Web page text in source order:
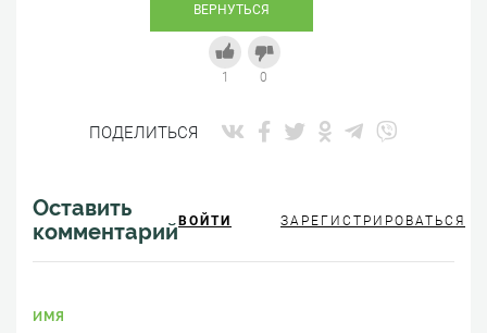
ВЕРНУТЬСЯ
1 0
ПОДЕЛИТЬСЯ
Оставить
комментарий ВОЙТИ ЗАРЕГИСТРИРОВАТЬСЯ
ИМЯ